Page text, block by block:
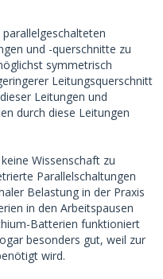
und -querschnitte zu
symmetrisch
Leitungsquerschnitt
Leitungen und
durch diese Leitungen
Wissenschaft zu
Parallelschaltungen
Belastung in der Praxis
in den Arbeitspausen
Batterien funktioniert
besonders gut, weil zur
wird.